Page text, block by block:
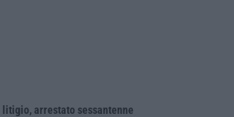
arrestato sessantenne